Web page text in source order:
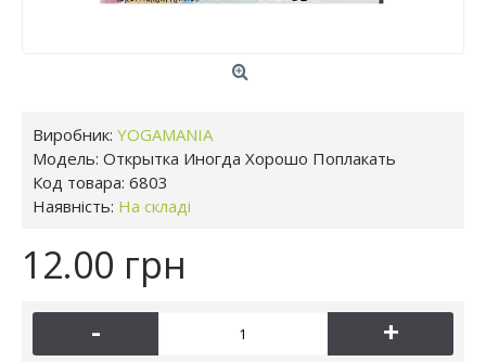
Виробник: YOGAMANIA
Модель: Открытка Иногда Хорошо Поплакать
Код товара: 6803
Наявність: На складі
12.00 грн
- +